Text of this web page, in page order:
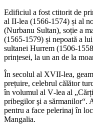
Edificiul a fost ctitorit de
al II-lea (1566-1574) și al
(Nurbanu Sultan), soție a
(1565-1579) și nepoată a
sultanei Hurrem (1506-
prințesei, la un an de la
În secolul al XVII-lea,
prețuire, celebrul călător
în volumul al V‑lea al
pribegilor şi a sărmanilor“.
pentru a face pelerinaj în
Mangalia.